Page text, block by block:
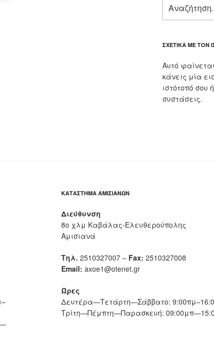
για:
ΣΧΕΤΙΚΆ ΜΕ ΤΟΝ
Αυτό
κάνεις μία
ιστότοπό σου
συστάσεις.
ΚΑΤΆΣΤΗΜΑ ΑΜΙΣΙΑΝΏΝ
Διεύθυνση
8ο χλμ Καβάλας-Ελευθερούπολης
Αμισιανά
Τηλ. 2510327007 – Fax: 2510327008
Email: axoe1@otenet.gr
Ώρες
Δευτέρα—Τετάρτη—Σάββατο:
Τρίτη—Πέμπτη—Παρασκευή: